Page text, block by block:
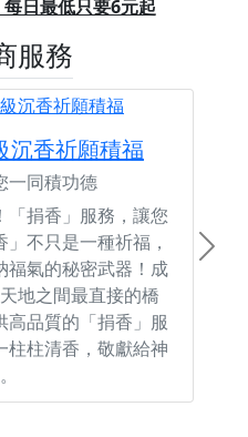
日最低只要6元起
服務
沉香祈願積福
一同積功德
「捐香」服務，讓您
不只是一種祈福，
福氣的秘密武器！成
地之間最直接的橋
品質的「捐香」服
柱柱清香，敬獻給神
Next